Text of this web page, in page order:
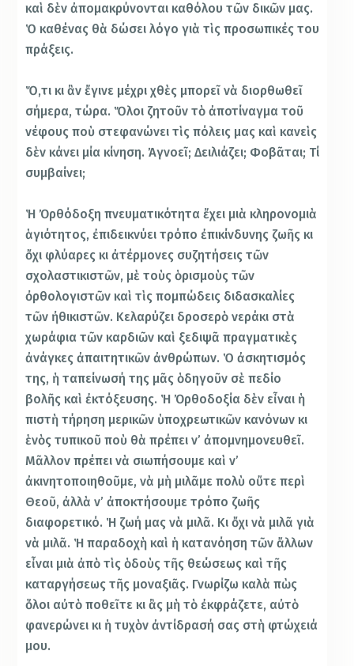
καὶ δὲν ἀπομακρύνονται καθόλου τῶν δικῶν μας.
Ὁ καθένας θὰ δώσει λόγο γιὰ τὶς προσωπικές του
πράξεις.
Ὅ,τι κι ἂν ἔγινε μέχρι χθὲς μπορεῖ νὰ διορθωθεῖ
σήμερα, τώρα. Ὅλοι ζητοῦν τὸ ἀποτίναγμα τοῦ
νέφους ποὺ στεφανώνει τὶς πόλεις μας καὶ κανεὶς
δὲν κάνει μία κίνηση. Ἀγνοεῖ; Δειλιάζει; Φοβᾶται; Τί
συμβαίνει;
Ἡ Ὀρθόδοξη πνευματικότητα ἔχει μιὰ κληρονομιὰ
ἁγιότητος, ἐπιδεικνύει τρόπο ἐπικίνδυνης ζωῆς κι
ὄχι φλύαρες κι ἀτέρμονες συζητήσεις τῶν
σχολαστικιστῶν, μὲ τοὺς ὁρισμοὺς τῶν
ὀρθολογιστῶν καὶ τὶς πομπώδεις διδασκαλίες
τῶν ἠθικιστῶν. Κελαρύζει δροσερὸ νεράκι στὰ
χωράφια τῶν καρδιῶν καὶ ξεδιψᾶ πραγματικὲς
ἀνάγκες ἀπαιτητικῶν ἀνθρώπων. Ὁ ἀσκητισμός
της, ἡ ταπείνωσή της μᾶς ὁδηγοῦν σὲ πεδίο
βολῆς καὶ ἐκτόξευσης. Ἡ Ὀρθοδοξία δὲν εἶναι ἡ
πιστὴ τήρηση μερικῶν ὑποχρεωτικῶν κανόνων κι
ἑνὸς τυπικοῦ ποὺ θὰ πρέπει ν’ ἀπομνημονευθεῖ.
Μᾶλλον πρέπει νὰ σιωπήσουμε καὶ ν’
ἀκινητοποιηθοῦμε, νὰ μὴ μιλᾶμε πολὺ οὔτε περὶ
Θεοῦ, ἀλλὰ ν’ ἀποκτήσουμε τρόπο ζωῆς
διαφορετικό. Ἡ ζωή μας νὰ μιλᾶ. Κι ὄχι νὰ μιλᾶ γιὰ
νὰ μιλᾶ. Ἡ παραδοχὴ καὶ ἡ κατανόηση τῶν ἄλλων
εἶναι μιὰ ἀπὸ τὶς ὁδοὺς τῆς θεώσεως καὶ τῆς
καταργήσεως τῆς μοναξιᾶς. Γνωρίζω καλὰ πὼς
ὅλοι αὐτὸ ποθεῖτε κι ἂς μὴ τὸ ἐκφράζετε, αὐτὸ
φανερώνει κι ἡ τυχὸν ἀντίδρασή σας στὴ φτώχειά
μου.